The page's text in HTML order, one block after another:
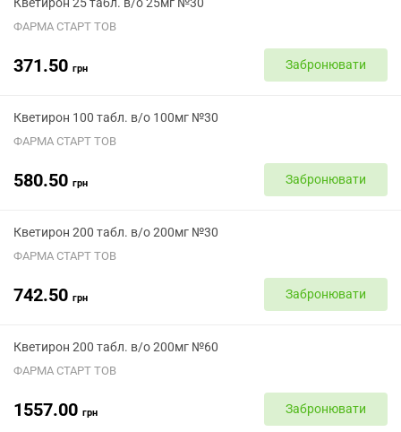
ФАРМА СТАРТ ТОВ
371.50 грн Забронювати
Кветирон 100 табл. в/о 100мг №30
ФАРМА СТАРТ ТОВ
580.50 грн Забронювати
Кветирон 200 табл. в/о 200мг №30
ФАРМА СТАРТ ТОВ
742.50 грн Забронювати
Кветирон 200 табл. в/о 200мг №60
ФАРМА СТАРТ ТОВ
1557.00 грн Забронювати